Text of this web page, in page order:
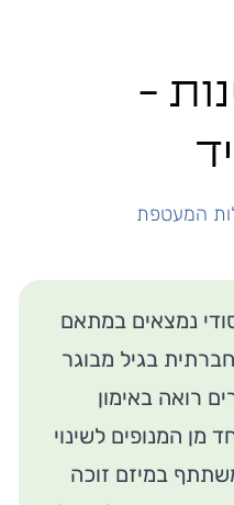
-
המעטפת
נמצאים במתאם
חברתית בגיל מבוגר
רואה באימון
מן המנופים לשינוי
במיזם זוכה